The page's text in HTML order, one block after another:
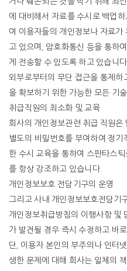
에
대비해서 자료를 수시로 백업하
여 이용자들의 개인정보나 자료가
고 있으며 암호화통신 등을 통하여
게
전송할 수 있도록 하고 있습니다
외부로부터의 무단 접근을 통제하
을 확보하기 위한 가능한 모든 기
취급직원의 최소화 및 교육
회사의 개인정보관련 취급 직원은
별도의 비밀번호를 부여하여 정기
한 수시 교육을 통하여 스판타스
를 항상 강조하고 있습니다.
개인정보보호 전담기구의 운영
그리고 사내 개인정보보호전담기
개인정보취급방침의 이행사항 및
가 발견될 경우 즉시 수정하고 바로
단 이용자 본인의 부주의나 인터
생한 문제에 대해 회사는 일체의